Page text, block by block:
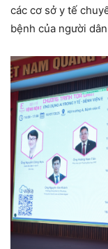
các cơ sở y tế
bệnh của người